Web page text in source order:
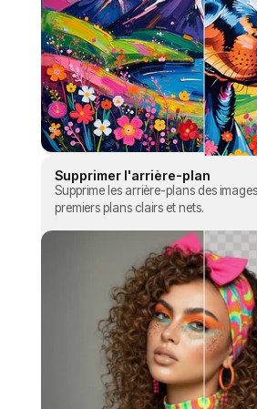
Supprimer l'arrière-plan
Supprime les arrière-plans des
premiers plans clairs et nets.